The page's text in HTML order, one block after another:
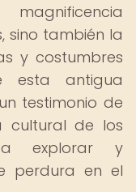
sino también la
y costumbres
antigua
testimonio de
cultural de los
a explorar y
perdura en el